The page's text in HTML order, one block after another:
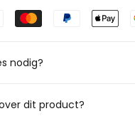
nodig?
dit product?